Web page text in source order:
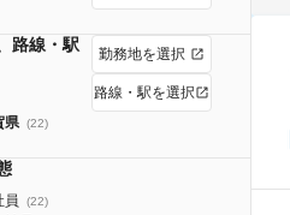
路線・駅 勤務地を選択
路線・駅を選択
県 (22)
員 (22)